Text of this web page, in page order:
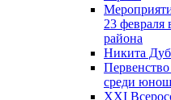
23 февраля
района
Никита
среди
XXI